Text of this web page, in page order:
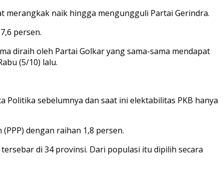
naik hingga mengungguli Partai Gerindra.
persen.
diraih oleh Partai Golkar yang sama-sama mendapat
(5/10) lalu.
sebelumnya dan saat ini elektabilitas PKB hanya
dengan raihan 1,8 persen.
di 34 provinsi. Dari populasi itu dipilih secara